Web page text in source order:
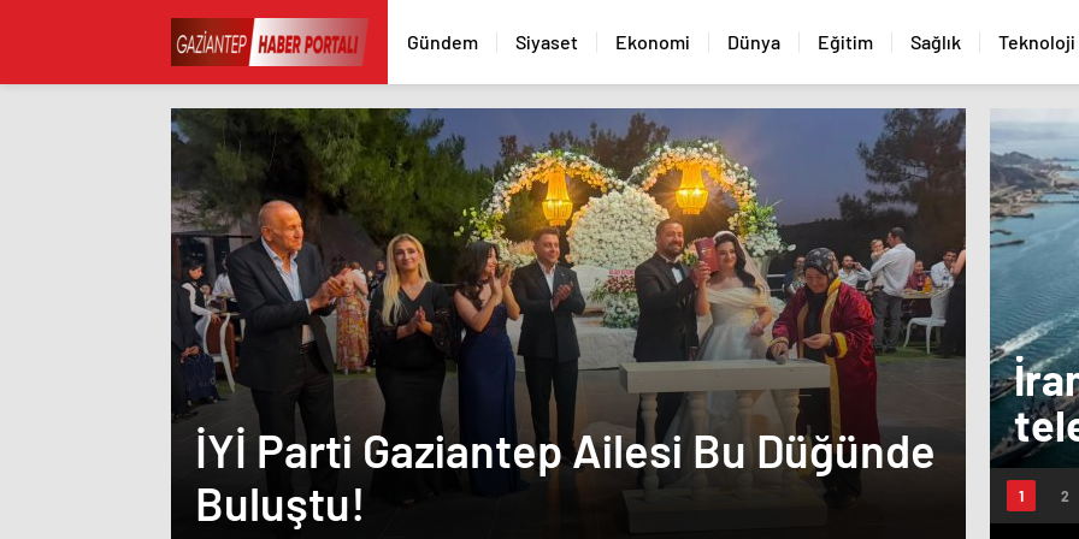
Gündem Siyaset Ekonomi Dünya Eğitim Sağlık Teknoloji
İYİ Parti Gaziantep Ailesi Bu Düğünde
Buluştu!